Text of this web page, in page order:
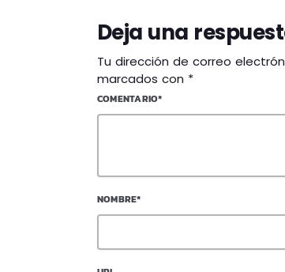
Deja una
Tu dirección de correo
marcados con *
COMENTARIO*
NOMBRE*